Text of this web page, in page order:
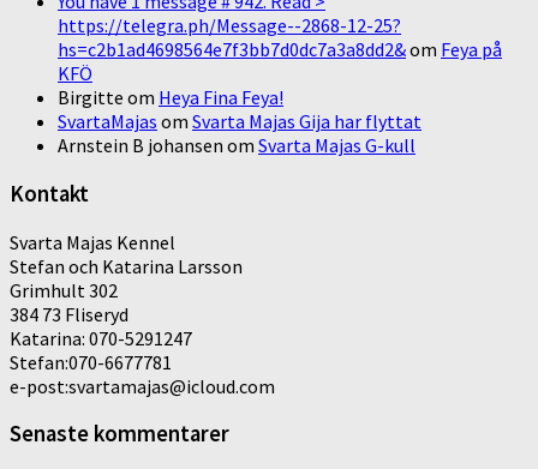
https://telegra.ph/Message--2868-12-25?
hs=c2b1ad4698564e7f3bb7d0dc7a3a8dd2&om Feya på
KFÖ
Birgitte om Heya Fina Feya!
SvartaMajas om Svarta Majas Gija har flyttat
Arnstein B johansen om Svarta Majas G-kull
Kontakt
Svarta Majas Kennel
Stefan och Katarina Larsson
Grimhult 302
384 73 Fliseryd
Katarina: 070-5291247
Stefan:070-6677781
e-post:svartamajas@icloud.com
Senaste kommentarer